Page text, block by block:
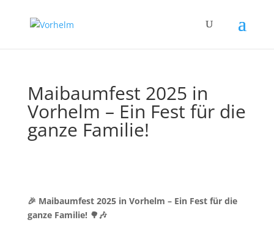
Maibaumfest 2025 in
Vorhelm – Ein Fest für die
ganze Familie!
🎉 Maibaumfest 2025 in Vorhelm – Ein Fest für die
ganze Familie! 🌳🎶